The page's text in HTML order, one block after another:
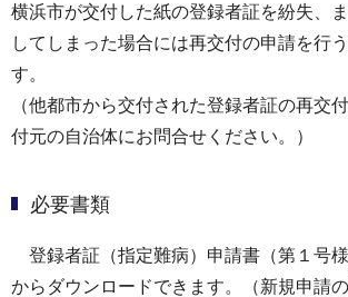
横浜市が交付した紙の登録者証を紛失、
してしまった場合には再交付の申請を行
す。
（他都市から交付された登録者証の再交
付元の自治体にお問合せください。）
必要書類
登録者証（指定難病）申請書（第１号
からダウンロードできます。（新規申請